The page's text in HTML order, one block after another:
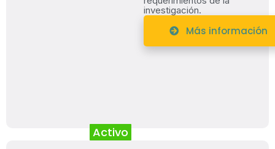
investigación.
Más información
Activo